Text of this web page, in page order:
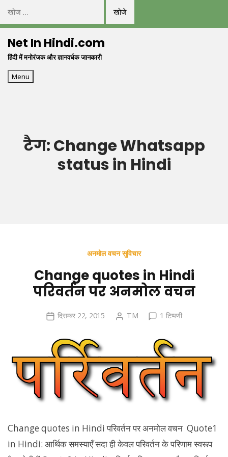
निम्न
को
खोजें:Net In Hindi.com
हिंदी में मनोरंजक और ज्ञानवर्धक जानकारी
Menu
टैग:Change Whatsapp
status in Hindi
अनमोल वचन सुविचार
Change quotes in Hindi
परिवर्तन पर अनमोल वचन
दिसम्बर 22, 2015 TM 1 टिप्पणीChange
परिवर्तन
पर
अनमोल
Change quotes in Hindi परिवर्तन पर अनमोल वचन Quote1
in Hindi: आर्थिक समस्याएँ सदा ही केवल परिवर्तन के परिणाम स्वरूप